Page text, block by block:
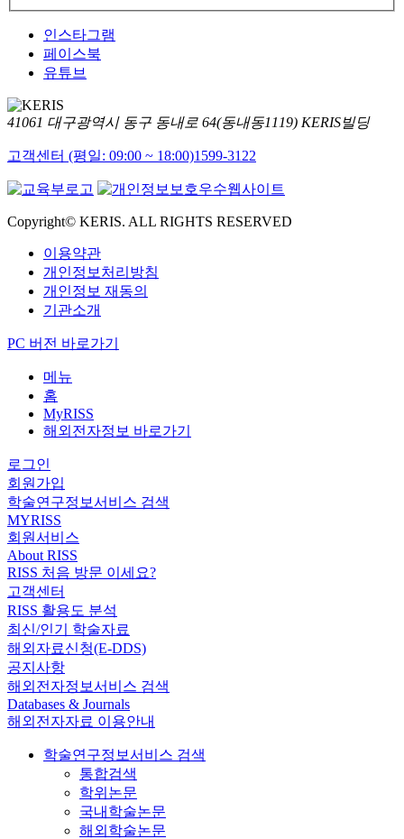
인스타그램
페이스북
유튜브
41061 대구광역시 동구 동내로 64(동내동1119) KERIS빌딩
고객센터 (평일: 09:00 ~ 18:00)1599-3122
Copyright© KERIS. ALL RIGHTS RESERVED
이용약관
개인정보처리방침
개인정보 재동의
기관소개
PC 버전 바로가기
메뉴
홈
MyRISS
해외전자정보 바로가기
로그인
회원가입
학술연구정보서비스 검색
MYRISS
회원서비스
About RISS
RISS 처음 방문 이세요?
고객센터
RISS 활용도 분석
최신/인기 학술자료
해외자료신청(E-DDS)
공지사항
해외전자정보서비스 검색
Databases & Journals
해외전자자료 이용안내
학술연구정보서비스 검색
통합검색
학위논문
국내학술논문
해외학술논문